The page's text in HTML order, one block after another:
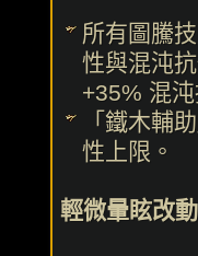
所有圖騰
性與混沌
+35% 混沌
「鐵木輔
性上限。
輕微暈眩改動